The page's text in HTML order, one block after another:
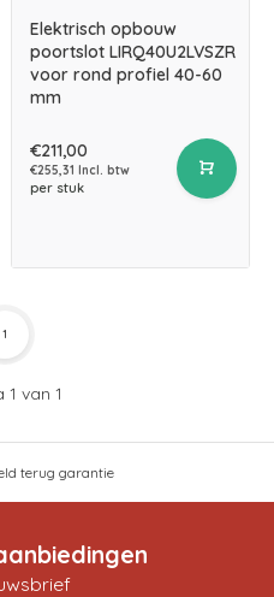
Elektrisch opbouw
poortslot LIRQ40U2LVSZR
voor rond profiel 40-60
mm
€211,00
€255,31 Incl. btw
per stuk
1 van 1
1
terug garantie